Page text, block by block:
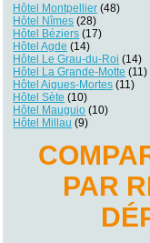
Hôtel Montpellier (48)
Hôtel Nîmes (28)
Hôtel Béziers (17)
Hôtel Agde (14)
Hôtel Le Grau-du-Roi (14)
Hôtel La Grande-Motte (11)
Hôtel Aigues-Mortes (11)
Hôtel Sète (10)
Hôtel Mauguio (10)
Hôtel Millau (9)
PAR